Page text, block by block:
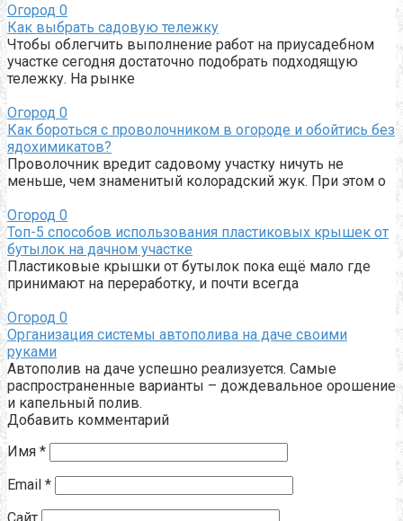
Огород 0
Как выбрать садовую тележку
Чтобы облегчить выполнение работ на приусадебном
участке сегодня достаточно подобрать подходящую
тележку. На рынке
Огород 0
Как бороться с проволочником в огороде и обойтись без
ядохимикатов?
Проволочник вредит садовому участку ничуть не
меньше, чем знаменитый колорадский жук. При этом о
Огород 0
Топ-5 способов использования пластиковых крышек от
бутылок на дачном участке
Пластиковые крышки от бутылок пока ещё мало где
принимают на переработку, и почти всегда
Огород 0
Организация системы автополива на даче своими
руками
Автополив на даче успешно реализуется. Самые
распространенные варианты – дождевальное орошение
и капельный полив.
Добавить комментарий
Имя *
Email *
Сайт